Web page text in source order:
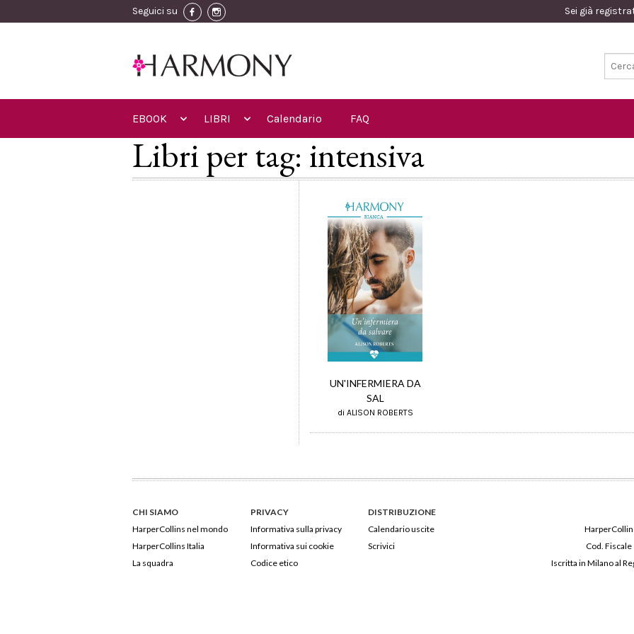
Seguici su Sei già
EBOOK LIBRI Calendario FAQ
Libri per tag: intensiva
UN'INFERMIERA DA
SAL
di ALISON ROBERTS
CHI SIAMO
HarperCollins nel mondo
HarperCollins Italia
La squadra
PRIVACY
Informativa sulla privacy
Informativa sui cookie
Codice etico
DISTRIBUZIONE
Calendario uscite
Scrivici
Cod. Fiscale
Iscritta in Milano al